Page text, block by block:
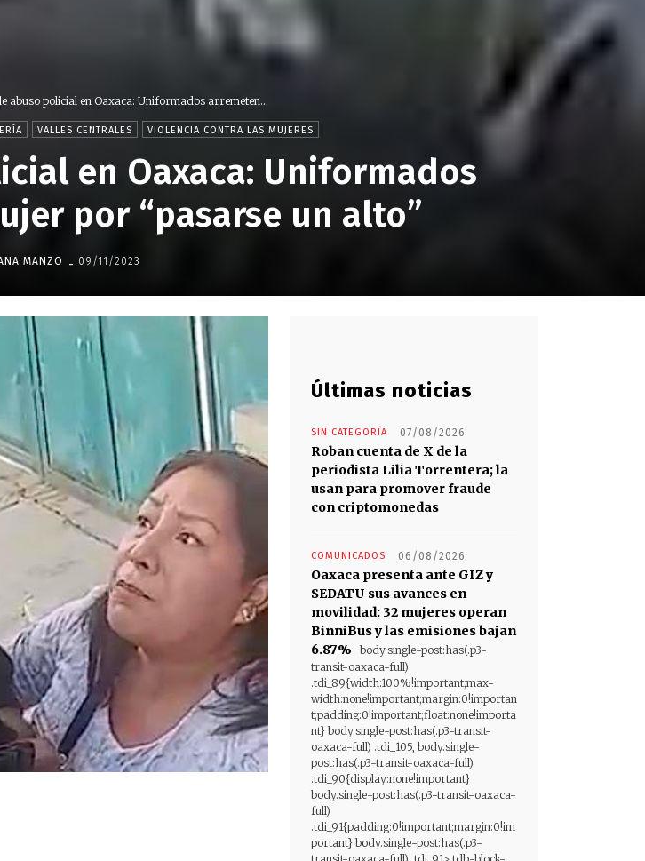
abuso policial en Oaxaca: Uniformados arremeten...
VALLES CENTRALES VIOLENCIA CONTRA LAS MUJERES
en Oaxaca: Uniformados
por “pasarse un alto”
MANZO - 09/11/2023
Últimas noticias
SIN CATEGORÍA 07/08/2026
Roban cuenta de X de la
periodista Lilia Torrentera; la
usan para promover fraude
con criptomonedas
COMUNICADOS 06/08/2026
Oaxaca presenta ante GIZ y
SEDATU sus avances en
movilidad: 32 mujeres operan
BinniBus y las emisiones bajan
6.87%
body.single-post:has(.p3-
transit-oaxaca-full)
.tdi_89{width:100%!important;max-
width:none!important;margin:0!importan
t;padding:0!important;float:none!importa
nt} body.single-post:has(.p3-transit-
oaxaca-full) .tdi_105, body.single-
post:has(.p3-transit-oaxaca-full)
.tdi_90{display:none!important}
body.single-post:has(.p3-transit-oaxaca-
full)
.tdi_91{padding:0!important;margin:0!im
portant} body.single-post:has(.p3-